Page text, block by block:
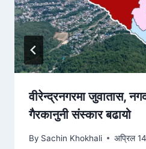
वीरेन्द्रनगरमा जुवातास,
गैरकानुनी संस्कार बढायो
By Sachin Khokhali अप्रिल